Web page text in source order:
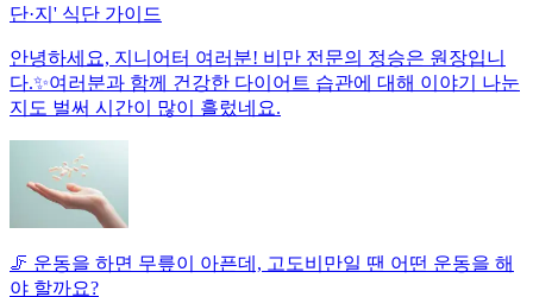
단·지' 식단 가이드
안녕하세요, 지니어터 여러분! 비만 전문의 정승은 원장입니
다.✨여러분과 함께 건강한 다이어트 습관에 대해 이야기 나눈
지도 벌써 시간이 많이 흘렀네요.
🦵 운동을 하면 무릎이 아픈데, 고도비만일 땐 어떤 운동을 해
야 할까요?